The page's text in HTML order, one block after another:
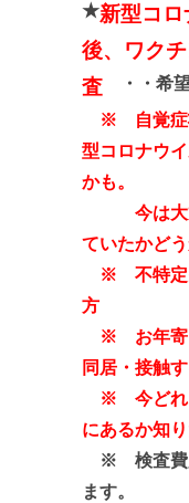
★新型コ
後、ワク
査 ・・希
※ 自覚症
型コロナウ
かも。
今は大丈
ていたかど
※ 不特定
方
※ お年寄
同居・接触す
※ 今どれ
にあるか知り
※ 検査費
ます。